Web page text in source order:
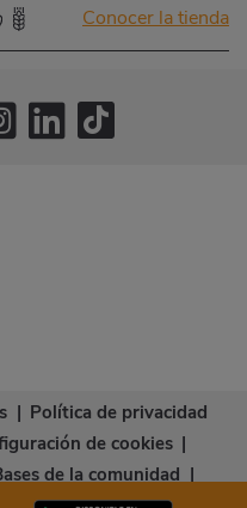
Conocer la tienda
| Política de privacidad
de cookies |
de la comunidad |